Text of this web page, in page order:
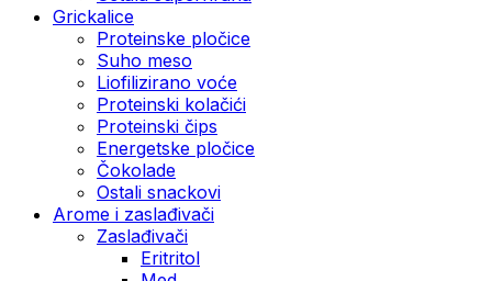
Grickalice
Proteinske pločice
Suho meso
Liofilizirano voće
Proteinski kolačići
Proteinski čips
Energetske pločice
Čokolade
Ostali snackovi
Arome i zaslađivači
Zaslađivači
Eritritol